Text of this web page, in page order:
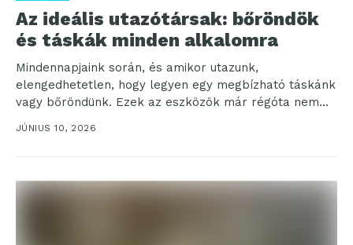
Az ideális utazótársak: bőröndök
és táskák minden alkalomra
Mindennapjaink során, és amikor utazunk,
elengedhetetlen, hogy legyen egy megbízható táskánk
vagy bőröndünk. Ezek az eszközök már régóta nem
csupán a pakolást szolgáló...
JÚNIUS 10, 2026